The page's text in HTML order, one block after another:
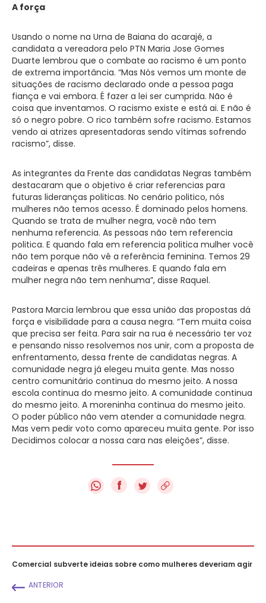
A força
Usando o nome na Urna de Baiana do acarajé, a
candidata a vereadora pelo PTN Maria Jose Gomes
Duarte lembrou que o combate ao racismo é um ponto
de extrema importância. “Mas Nós vemos um monte de
situações de racismo declarado onde a pessoa paga
fiança e vai embora. É fazer a lei ser cumprida. Não é
coisa que inventamos. O racismo existe e está ai. E não é
só o negro pobre. O rico também sofre racismo. Estamos
vendo ai atrizes apresentadoras sendo vítimas sofrendo
racismo”, disse.
As integrantes da Frente das candidatas Negras também
destacaram que o objetivo é criar referencias para
futuras lideranças politicas. No cenário politico, nós
mulheres não temos acesso. É dominado pelos homens.
Quando se trata de mulher negra, você não tem
nenhuma referencia. As pessoas não tem referencia
politica. E quando fala em referencia politica mulher você
não tem porque não vê a referência feminina. Temos 29
cadeiras e apenas três mulheres. E quando fala em
mulher negra não tem nenhuma”, disse Raquel.
Pastora Marcia lembrou que essa união das propostas dá
força e visibilidade para a causa negra. “Tem muita coisa
que precisa ser feita. Para sair na rua é necessário ter voz
e pensando nisso resolvemos nos unir, com a proposta de
enfrentamento, dessa frente de candidatas negras. A
comunidade negra já elegeu muita gente. Mas nosso
centro comunitário continua do mesmo jeito. A nossa
escola continua do mesmo jeito. A comunidade continua
do mesmo jeito. A moreninha continua do mesmo jeito.
O poder público não vem atender a comunidade negra.
Mas vem pedir voto como apareceu muita gente. Por isso
Decidimos colocar a nossa cara nas eleições”, disse.
f
Comercial subverte ideias sobre como mulheres deveriam agir
ANTERIOR